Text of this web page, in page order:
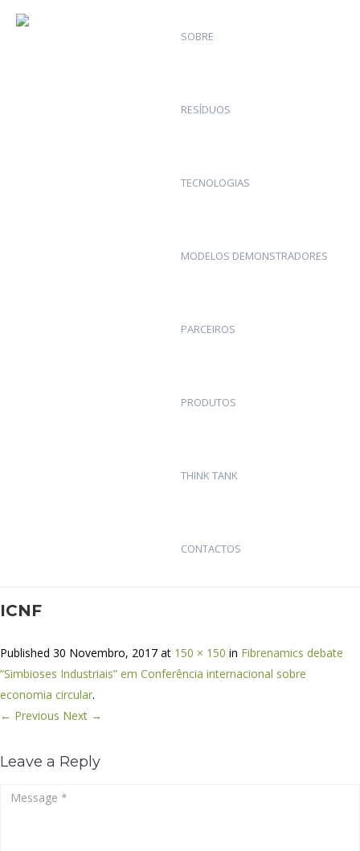
SOBRE
RESÍDUOS
TECNOLOGIAS
MODELOS DEMONSTRADORES
PARCEIROS
PRODUTOS
THINK TANK
CONTACTOS
ICNF
Published 30 Novembro, 2017 at 150 × 150 in Fibrenamics debate
“Simbioses Industriais” em Conferência internacional sobre
economia circular.
← Previous Next →
Leave a Reply